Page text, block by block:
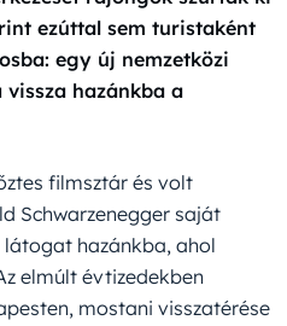
ezúttal sem turistaként
egy új nemzetközi
hazánkba a
filmsztár és volt
Schwarzenegger saját
látogat hazánkba, ahol
elmúlt évtizedekben
mostani visszatérése